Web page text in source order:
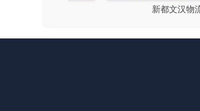
新都文汉物流园区